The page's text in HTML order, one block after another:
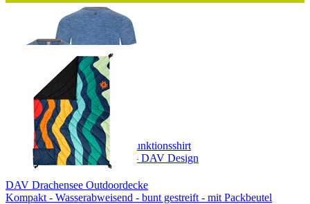
DAV Hocheisspitze Herren Funktionsshirt
Merino-Tencel® – blau/grau – DAV Design
DAV Drachensee Outdoordecke
Kompakt - Wasserabweisend - bunt gestreift - mit Packbeutel